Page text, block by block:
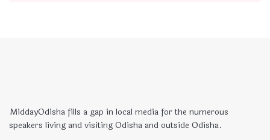
MiddayOdisha fills a gap in local media for the numerous
speakers living and visiting Odisha and outside Odisha.